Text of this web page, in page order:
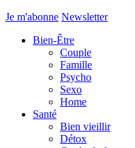
Je m'abonne Newsletter
Bien-Être
Couple
Famille
Psycho
Sexo
Home
Santé
Bien vieillir
Détox